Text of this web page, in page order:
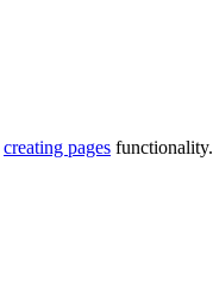
creating pages functionality.